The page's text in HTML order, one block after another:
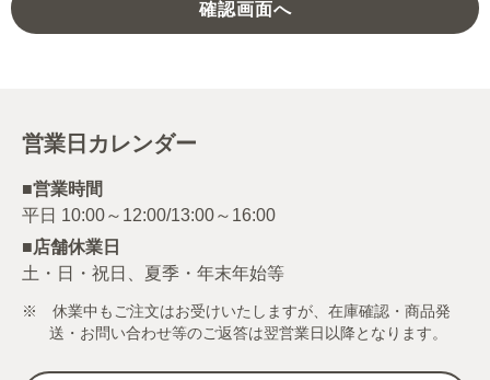
営業日カレンダー
■営業時間
■店舗休業日
土・日・祝日、夏季・年末年始等
※ 休業中もご注文はお受けいたしますが、在庫確認・商品発
送・お問い合わせ等のご返答は翌営業日以降となります。